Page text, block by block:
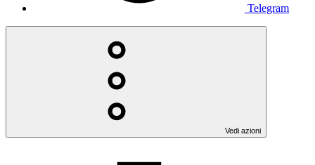
Telegram
Vedi azioni